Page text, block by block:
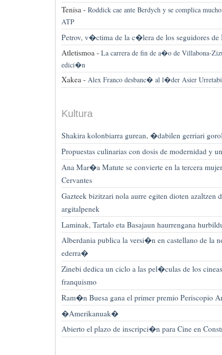
Tenisa - Roddick cae ante Berdych y se complica
ATP
Petrov, v�ctima de la c�lera de los seguidores de
Atletismoa - La carrera de fin de a�o de Villabona-
edici�n
Xakea - Alex Franco desbanc� al l�der Asier
Kultura
Shakira kolonbiarra gurean, �dabilen gerriari
Propuestas culinarias con dosis de modernidad y
Ana Mar�a Matute se convierte en la tercera
Cervantes
Gazteek bizitzari nola aurre egiten dioten azaltzen
argitalpenek
Laminak, Tartalo eta Basajaun haurrengana
Alberdania publica la versi�n en castellano de la
ederra�
Zinebi dedica un ciclo a las pel�culas de los
franquismo
Ram�n Buesa gana el primer premio Periscopio
�Amerikanuak�
Abierto el plazo de inscripci�n para Cine en